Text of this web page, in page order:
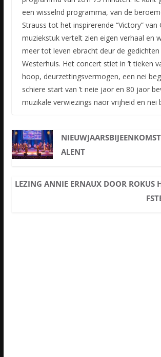
een wisselnd programma, van de
Strauss tot het inspirerende “Victory” van
muziekstuk vertelt zien eigen verhaal en
meer tot leven ebracht deur de gedichten
Westerhuis. Het concert stiet in ’t tieken
hoop, deurzettingsvermogen, een nei
schiere start van ’t neie jaor en 80 jaor
muzikale verwiezings naor vrijheid en nei
ALENT
LEZING ANNIE ERNAUX DOOR ROKUS